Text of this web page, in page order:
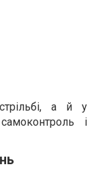
а й у
і